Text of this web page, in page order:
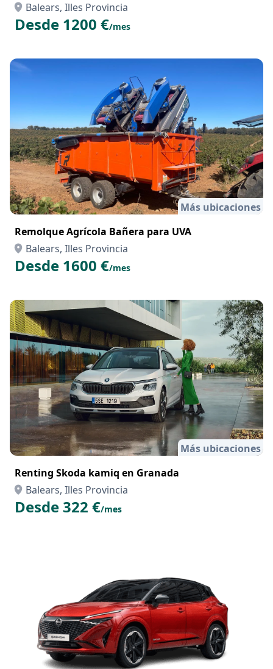
Balears, Illes Provincia
Desde 1200 €/mes
Más ubicaciones
Remolque Agrícola Bañera para UVA
Balears, Illes Provincia
Desde 1600 €/mes
Más ubicaciones
Renting Skoda kamiq en Granada
Balears, Illes Provincia
Desde 322 €/mes